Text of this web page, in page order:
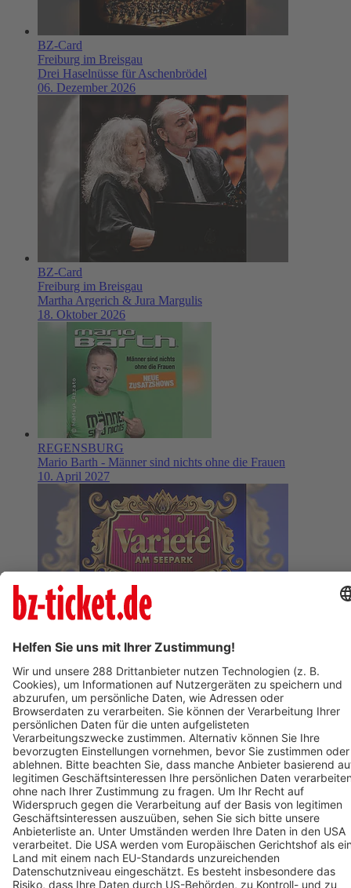
BZ-Card
Freiburg im Breisgau
Drei Haselnüsse für Aschenbrödel
06. Dezember 2026
BZ-Card
Freiburg im Breisgau
Martha Argerich & Jura Margulis
18. Oktober 2026
REGENSBURG
Mario Barth - Männer sind nichts ohne die Frauen
10. April 2027
Freiburg im Breisgau
Varieté am Seepark 2026
12. November 2026
Termin eintragen